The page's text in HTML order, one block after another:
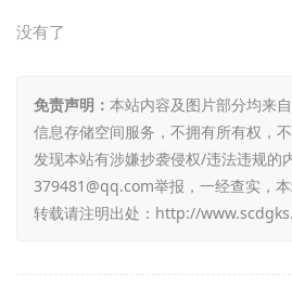
没有了
免责声明： 本站内容及图片部分均来
信息存储空间服务，不拥有所有权，
发现本站有涉嫌抄袭侵权/违法违规的
379481@qq.com举报，一经查实，本
转载请注明出处： http://